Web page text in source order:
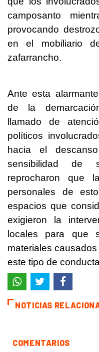
camposanto
provocando
en el mobiliario
zafarrancho.
Ante esta
de la
llamado de
políticos
hacia el
sensibilidad de
reprocharon que
personales de
espacios que
exigieron la
locales para que
materiales
este tipo de
NOTICIAS
COMENTARIOS